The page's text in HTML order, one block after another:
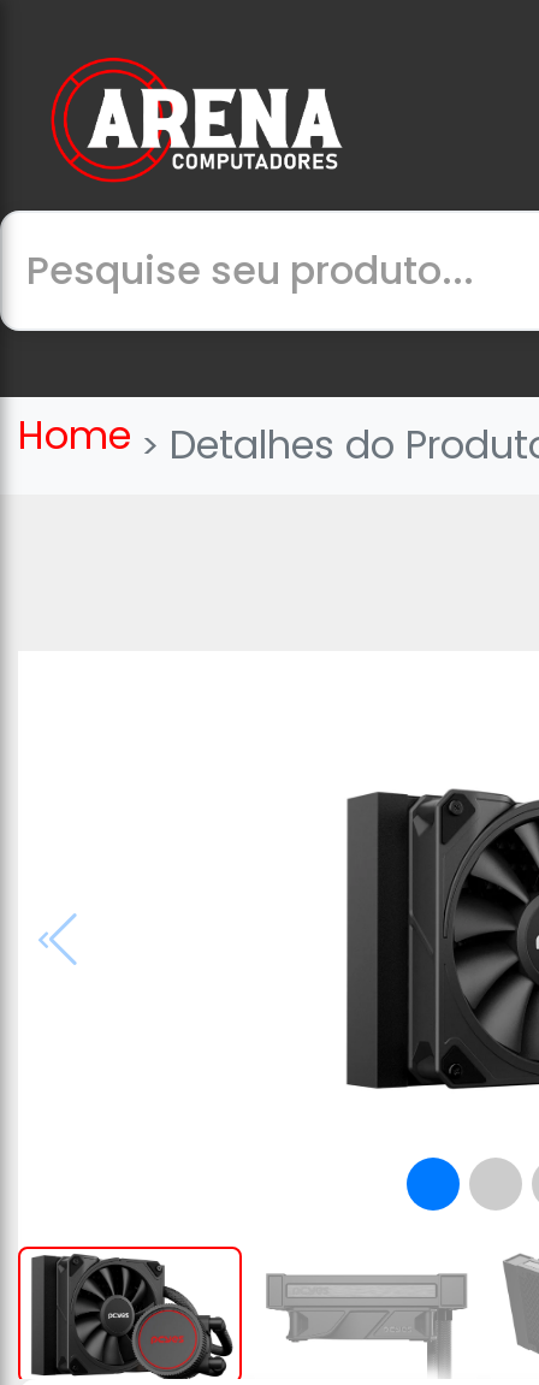
Home Detalhes do